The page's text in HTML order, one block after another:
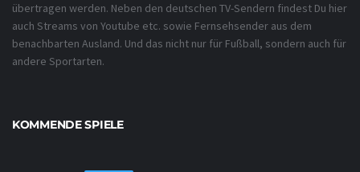
übertragen werden. Neben den deutschen TV-Sendern findest Du hier
auch Streams von Youtube etc. sowie Fernsehsender aus dem
benachbarten Ausland. Und das nicht nur für Fußball, sondern auch für
andere Sportarten.
KOMMENDE SPIELE